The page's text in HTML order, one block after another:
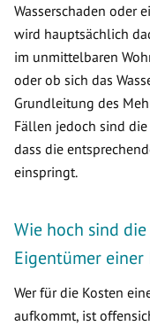
Wasserschaden oder
wird hauptsächlich
im unmittelbaren
oder ob sich das
Grundleitung des
Fällen jedoch sind
dass die
einspringt.
Wie hoch sind
Eigentümer
Wer für die Kosten
aufkommt, ist